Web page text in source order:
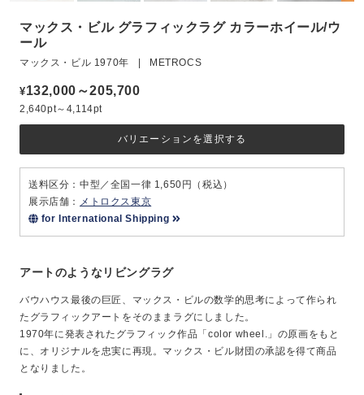
マックス・ビル グラフィックラグ カラーホイール/ウ
ール
マックス・ビル 1970年 | METROCS
¥132,000～205,700
2,640pt～4,114pt
アートのようなリビングラグ
バウハウス最後の巨匠、マックス・ビルの数学的思考によって作られ
たグラフィックアートをそのままラグにしました。
1970年に発表されたグラフィック作品「color wheel.」の原画をもと
に、オリジナルを忠実に再現。マックス・ビル財団の承認を得て商品
となりました。
バリエーションを選択する
送料区分：中型／全国一律 1,650円（税込）
展示店舗： メトロクス東京
for International Shipping